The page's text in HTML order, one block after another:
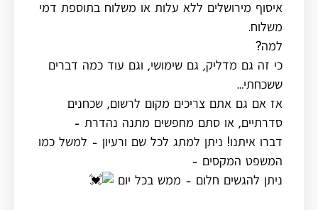
איסוף מירושלים ללא עלות או משלוח בתוספת דמי
משלוח.
למה?
כי זה גם מדליק, גם שימושי, וגם עוד כמה דברים
ששכחתי…
אז אם גם אתם צריכים מקום לרשום, שכחנים
סדרתיים, או סתם מחפשים מתנה נהדרת –
דברו איתנו! ניתן למתג לכל שם ורעיון – למשל כמו
המשפט המקסים –
ניתן להגשים חלום – ממש בכל יום